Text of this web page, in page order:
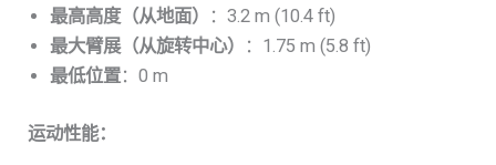
最高高度（从地面）
：3.2 m (10.4 ft)
最大臂展（从旋转中心）
：1.75 m (5.8 ft)
最低位置：0 m
运动性能：